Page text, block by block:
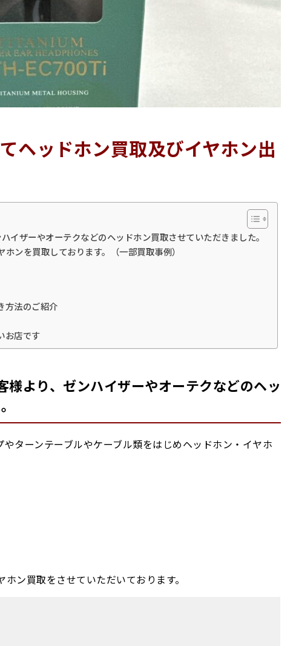
ヘッドホン買取及びイヤホン出
イザーやオーテクなどのヘッドホン買取させていただきました。
ンを買取しております。（一部買取事例）
方法のご紹介
お店です
より、ゼンハイザーやオーテクなどのヘッ
ターンテーブルやケーブル類をはじめヘッドホン・イヤホ
ン買取をさせていただいております。